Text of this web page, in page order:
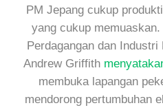
PM Jepang cukup
yang cukup
Perdagangan dan
Andrew Griffith
membuka lapangan
mendorong pertumbuhan